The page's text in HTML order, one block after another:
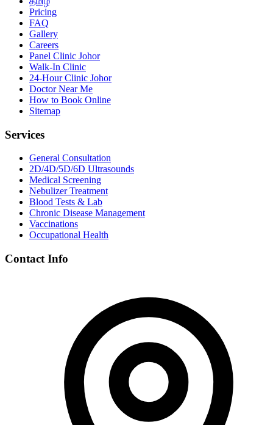
Pricing
FAQ
Gallery
Careers
Panel Clinic Johor
Walk-In Clinic
24-Hour Clinic Johor
Doctor Near Me
How to Book Online
Sitemap
Services
General Consultation
2D/4D/5D/6D Ultrasounds
Medical Screening
Nebulizer Treatment
Blood Tests & Lab
Chronic Disease Management
Vaccinations
Occupational Health
Contact Info